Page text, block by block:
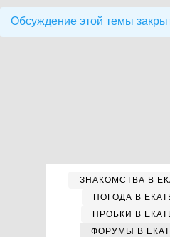
Обсуждение этой темы
ЗНАКОМСТВА В
ПОГОДА В
ПРОБКИ В
ФОРУМЫ В